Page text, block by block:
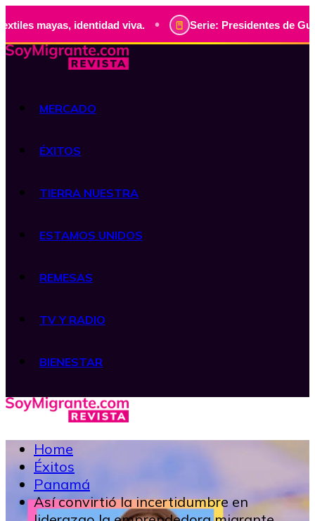
identidad viva. • Serie: Presidentes de Guatemala,
MERCADO
ÉXITOS
TIERRA NUESTRA
ESTAMOS UNIDOS
REMESAS
TV Y RADIO
BIENESTAR
Home
Éxitos
Panamá
Así convirtió la incertidumbre en